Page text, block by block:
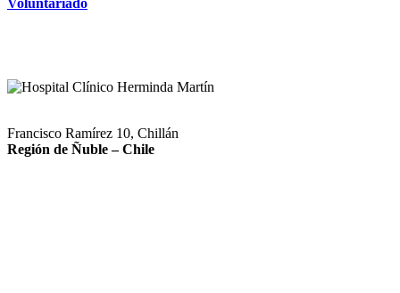
Voluntariado
Francisco Ramírez 10, Chillán
Región de Ñuble – Chile